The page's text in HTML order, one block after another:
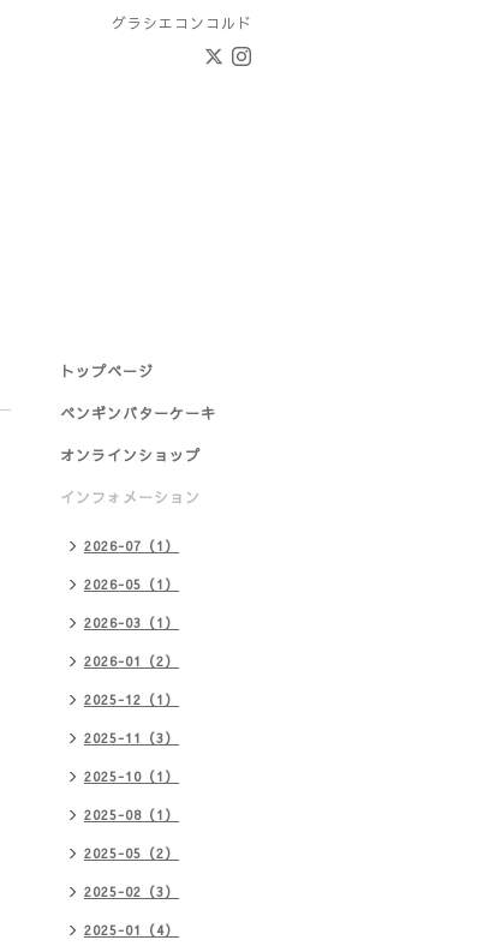
グラシエコンコルド
トップページ
ペンギンバターケーキ
オンラインショップ
インフォメーション
2026-07（1）
2026-05（1）
2026-03（1）
2026-01（2）
2025-12（1）
2025-11（3）
2025-10（1）
2025-08（1）
2025-05（2）
2025-02（3）
2025-01（4）